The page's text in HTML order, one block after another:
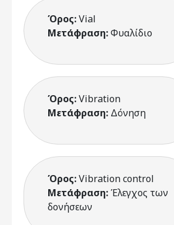
Όρος:Vial
Μετάφραση:Φυαλίδιο
Όρος:Vibration
Μετάφραση: Δόνηση
Όρος:Vibration control
Μετάφραση:Έλεγχος των
δονήσεων